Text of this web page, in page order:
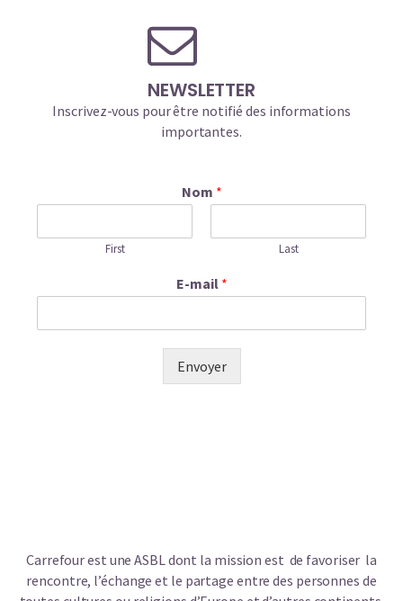
NEWSLETTER
Inscrivez-vous pour être notifié des informations
importantes.
Nom *
First Last
E-mail *
Envoyer
Carrefour est une ASBL dont la mission est de favoriser la
rencontre, l’échange et le partage entre des personnes de